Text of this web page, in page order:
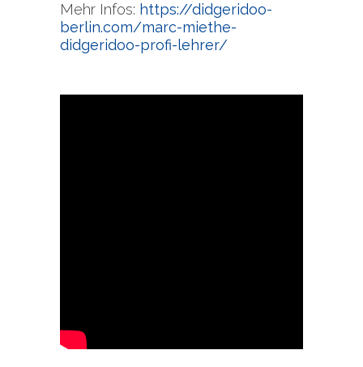
Mehr Infos: https://didgeridoo-
berlin.com/marc-miethe-
didgeridoo-profi-lehrer/